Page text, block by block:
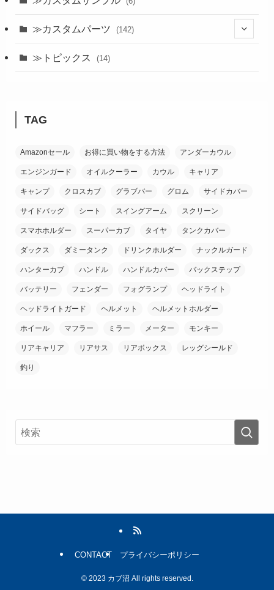
≫カスタムパーツ (142)
(26)
≫トピックス (14)
TAG
Amazonセール お得に買い物をする方法 アンダーカウル
エンジンガード オイルクーラー カウル キャリア
キャンプ クロスカブ グラブバー グロム サイドカバー
サイドバッグ シート スイングアーム スクリーン
スマホホルダー スーパーカブ タイヤ タンクカバー
ダックス ダミータンク ドリンクホルダー ナックルガード
ハンターカブ ハンドル ハンドルカバー バックステップ
バッテリー フェンダー フォグランプ ヘッドライト
ヘッドライトガード ヘルメット ヘルメットホルダー
ホイール マフラー ミラー メーター モンキー
リアキャリア リアサス リアボックス レッグシールド
釣り
CONTACT プライバシーポリシー
©2023 カブ沼 All rights reserved.